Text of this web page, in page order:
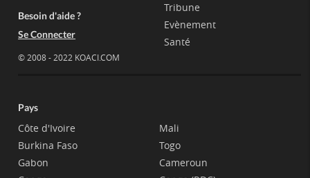
Besoin d'aide ?
Se Connecter
© 2008 - 2022 KOACI.COM
Tribune
Evènement
Santé
Pays
Côte d'Ivoire
Burkina Faso
Gabon
Mali
Togo
Cameroun